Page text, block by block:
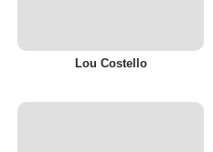
Lou Costello